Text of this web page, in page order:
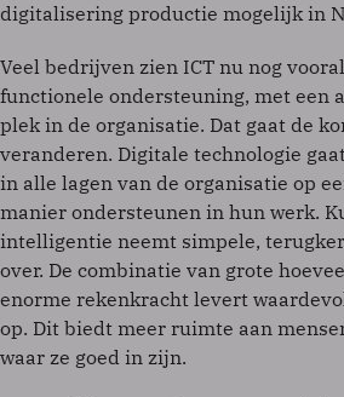
digitalisering productie mogelijk in
Veel bedrijven zien ICT nu nog
functionele ondersteuning, met een
plek in de organisatie. Dat gaat de
veranderen. Digitale technologie
in alle lagen van de organisatie op
manier ondersteunen in hun werk.
intelligentie neemt simpele,
over. De combinatie van grote
enorme rekenkracht levert
op. Dit biedt meer ruimte aan
waar ze goed in zijn.